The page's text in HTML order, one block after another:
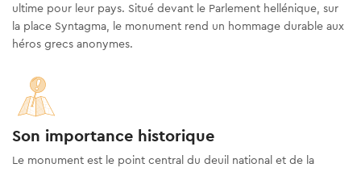
ultime pour leur pays. Situé devant le Parlement hellénique, sur
la place Syntagma, le monument rend un hommage durable aux
héros grecs anonymes.
Son importance historique
Le monument est le point central du deuil national et de la